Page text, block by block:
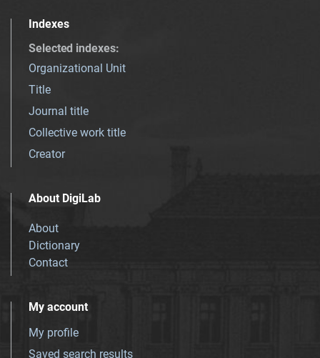
Indexes
Selected indexes:
Organizational Unit
Title
Journal title
Collective work title
Creator
About DigiLab
About
Dictionary
Contact
My account
My profile
Saved search results